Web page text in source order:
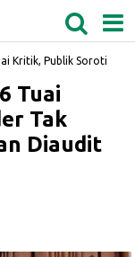
BIDANGRO
Kritik, Publik Soroti
Tuai
Tak
Diaudit